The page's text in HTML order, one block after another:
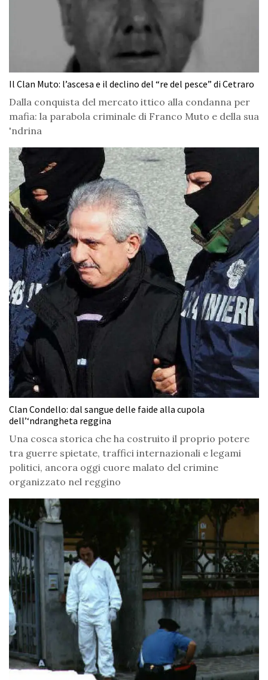
Il Clan Muto: l’ascesa e il declino del “re del pesce” di Cetraro
Dalla conquista del mercato ittico alla condanna per
mafia: la parabola criminale di Franco Muto e della sua
'ndrina
Clan Condello: dal sangue delle faide alla cupola
dell’‘ndrangheta reggina
Una cosca storica che ha costruito il proprio potere
tra guerre spietate, traffici internazionali e legami
politici, ancora oggi cuore malato del crimine
organizzato nel reggino